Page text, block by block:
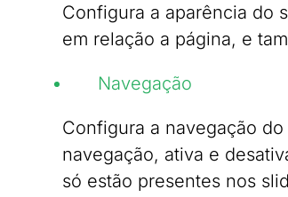
Configura a aparência do
em relação a página, e
Navegação
Configura a navegação
navegação, ativa e
só estão presentes nos